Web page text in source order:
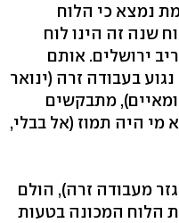
נמצא כי הלוח
שנה זה הינו לוח
ירושלים. אותם
בעבודה זרה (ינואר
מתבקשים
מי היה תמוז (אל בבלי,
מעבודה זרה), הולם
הלוח המכונה בטעות